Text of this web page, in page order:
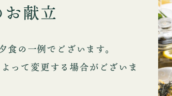
献立
食の一例でございます。
って変更する場合がございま